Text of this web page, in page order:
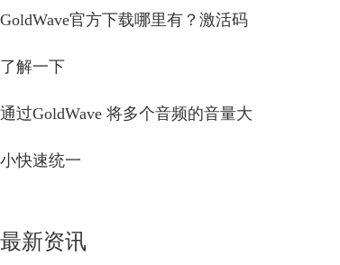
GoldWave官方下载哪里有？激活码
了解一下
通过GoldWave 将多个音频的音量大
小快速统一
最新资讯